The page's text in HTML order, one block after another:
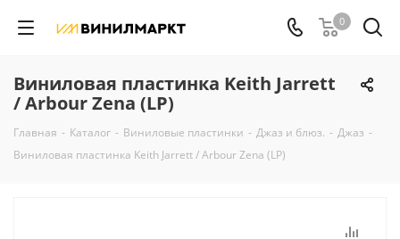
0
Виниловая пластинка Keith Jarrett
/ Arbour Zena (LP)
Главная - Каталог - Виниловые пластинки - Джаз и блюз. - Джаз -
Виниловая пластинка Keith Jarrett / Arbour Zena (LP)